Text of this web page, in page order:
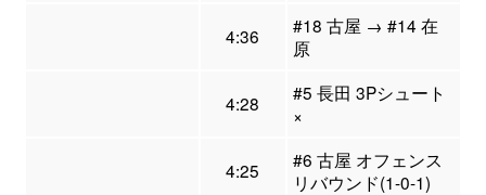
4:36
#18 古屋 → #14 在
原
4:28
#5 長田 3Pシュート
×
4:25
#6 古屋 オフェンス
リバウンド(1-0-1)